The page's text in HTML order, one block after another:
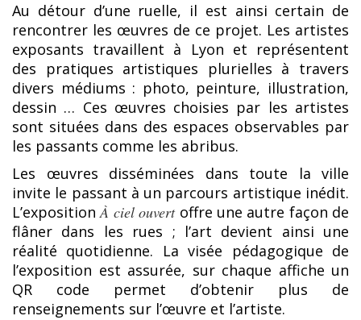
Au détour d’une ruelle, il est ainsi certain de
rencontrer les œuvres de ce projet. Les artistes
exposants travaillent à Lyon et représentent
des pratiques artistiques plurielles à travers
divers médiums : photo, peinture, illustration,
dessin … Ces œuvres choisies par les artistes
sont situées dans des espaces observables par
les passants comme les abribus.
Les œuvres disséminées dans toute la ville
invite le passant à un parcours artistique inédit.
L’expositionÀ ciel ouvertoffre une autre façon de
flâner dans les rues ; l’art devient ainsi une
réalité quotidienne. La visée pédagogique de
l’exposition est assurée, sur chaque affiche un
QR code permet d’obtenir plus de
renseignements sur l’œuvre et l’artiste.